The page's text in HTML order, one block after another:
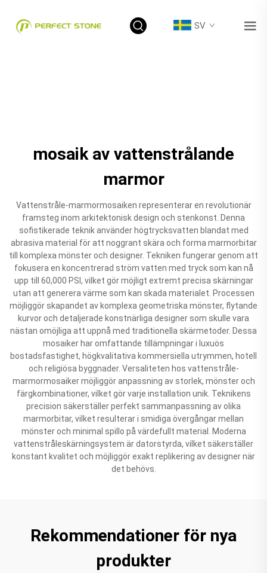
SV
mosaik av vattenstrålande
marmor
Vattenstråle-marmormosaiken representerar en revolutionär
framsteg inom arkitektonisk design och stenkonst. Denna
sofistikerade teknik använder högtrycksvatten blandat med
abrasiva material för att noggrant skära och forma marmorbitar
till komplexa mönster och designer. Tekniken fungerar genom att
fokusera en koncentrerad ström vatten med tryck som kan nå
upp till 60,000 PSI, vilket gör möjligt extremt precisa skärningar
utan att generera värme som kan skada materialet. Processen
möjliggör skapandet av komplexa geometriska mönster, flytande
kurvor och detaljerade konstnärliga designer som skulle vara
nästan omöjliga att uppnå med traditionella skärmetoder. Dessa
mosaiker har omfattande tillämpningar i luxuös
bostadsfastighet, högkvalitativa kommersiella utrymmen, hotell
och religiösa byggnader. Versaliteten hos vattenstråle-
marmormosaiker möjliggör anpassning av storlek, mönster och
färgkombinationer, vilket gör varje installation unik. Teknikens
precision säkerställer perfekt sammanpassning av olika
marmorbitar, vilket resulterar i smidiga övergångar mellan
mönster och minimal spillo på värdefullt material. Moderna
vattenstråleskärningsystem är datorstyrda, vilket säkerställer
konstant kvalitet och möjliggör exakt replikering av designer när
det behövs.
Rekommendationer för nya
produkter